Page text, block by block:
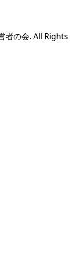
者の会. All Rights